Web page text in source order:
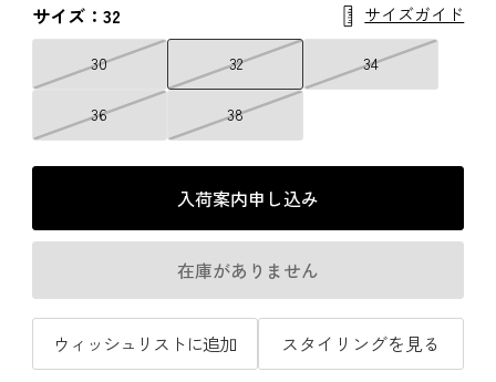
サイズ：32 サイズガイド
30 32 34
36 38
入荷案内申し込み
在庫がありません
ウィッシュリストに追加 スタイリングを見る